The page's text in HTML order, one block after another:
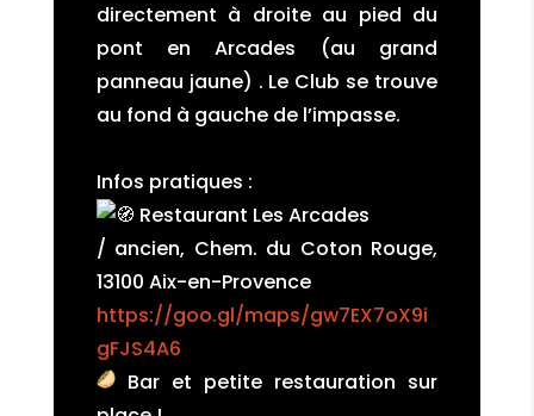
directement à droite au pied du
pont en Arcades (au grand
panneau jaune) . Le Club se trouve
au fond à gauche de l’impasse.
Infos pratiques :
Restaurant Les Arcades
/ ancien, Chem. du Coton Rouge,
13100 Aix-en-Provence
https://goo.gl/maps/gw7EX7oX9i
gFJS4A6
Bar et petite restauration sur